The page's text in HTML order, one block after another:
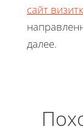
сайт
далее.